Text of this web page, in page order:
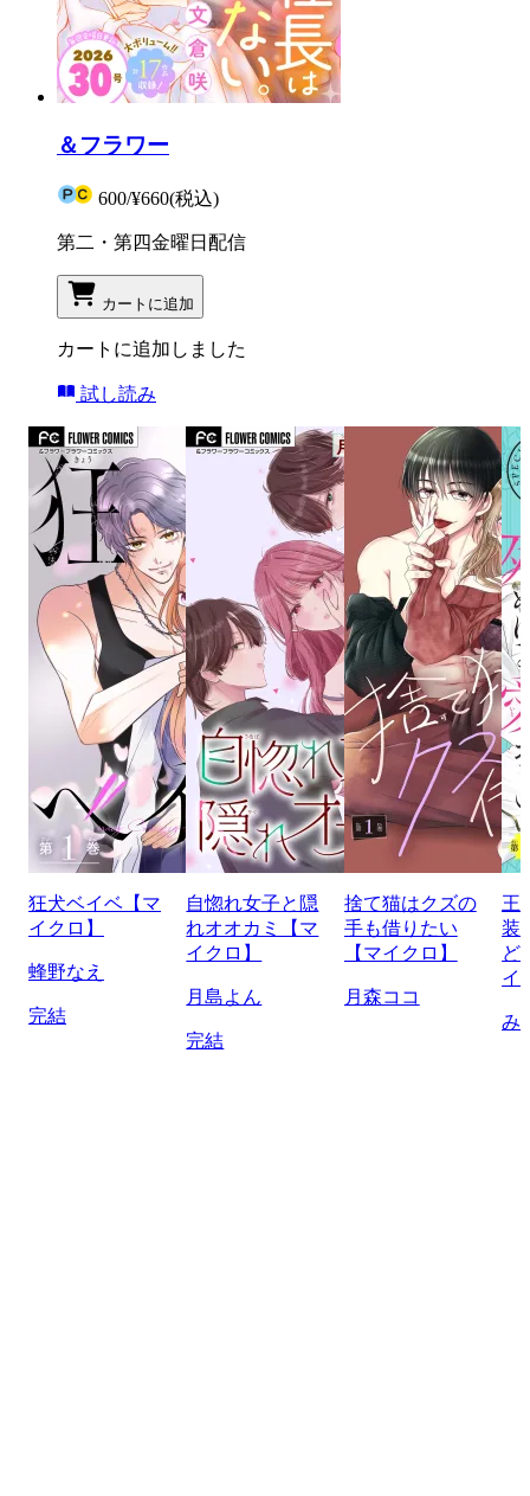
＆フラワー
600/¥660(税込)
第二・第四金曜日配信
カートに追加
カートに追加しました
試し読み
狂犬ベイベ【マ
イクロ】
蜂野なえ
完結
自惚れ女子と隠
れオオカミ【マ
イクロ】
月島よん
完結
捨て猫はクズの
手も借りたい
【マイクロ】
月森ココ
王
装
ど
イ
み